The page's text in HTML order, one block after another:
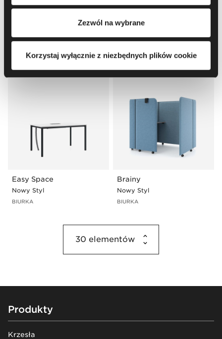
tym o przysługujących Ci uprawnieniach, zachęcamy do
Zezwól na wybrane
Korzystaj wyłącznie z niezbędnych plików cookie
bSpace
STANOWISKA WORKBENCH STANOWISKA WORKBENCH
Easy Space
Nowy Styl
BIURKA
Brainy
Nowy Styl
BIURKA
30 elementów
Footer
Produkty
Krzesła